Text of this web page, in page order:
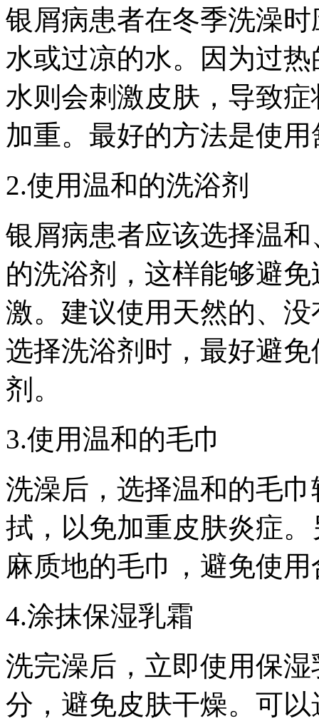
银屑病患者在冬季洗澡
水或过凉的水。因为过
水则会刺激皮肤，导致症
加重。最好的方法是使
2.使用温和的洗浴剂
银屑病患者应该选择温
的洗浴剂，这样能够避
激。建议使用天然的、
选择洗浴剂时，最好避
剂。
3.使用温和的毛巾
洗澡后，选择温和的毛
拭，以免加重皮肤炎症
麻质地的毛巾，避免使
4.涂抹保湿乳霜
洗完澡后，立即使用保
分，避免皮肤干燥。可